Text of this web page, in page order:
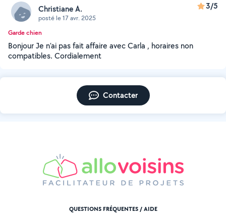
Christiane A.
posté le 17 avr. 2025
3/5
Garde chien
Bonjour Je n’ai pas fait affaire avec Carla , horaires non
compatibles. Cordialement
Contacter
QUESTIONS FRÉQUENTES / AIDE